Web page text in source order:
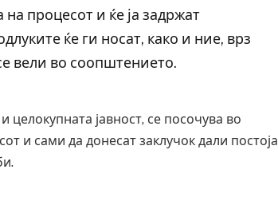
процесот и ќе ја задржат
ќе ги носат, како и ние, врз
вели во соопштението.
целокупната јавност, се посочува во
и сами да донесат заклучок дали